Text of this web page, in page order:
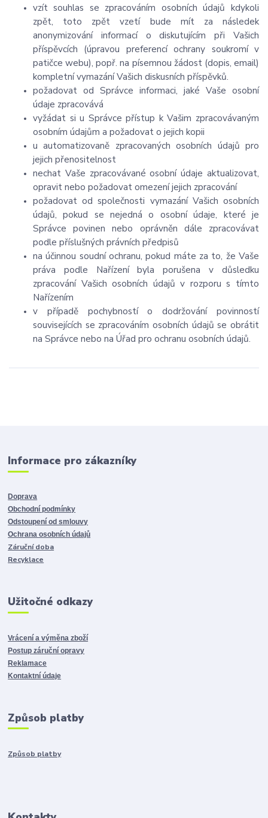
vzít souhlas se zpracováním osobních údajů kdykoli
zpět, toto zpět vzetí bude mít za následek
anonymizování informací o diskutujícím při Vašich
příspěvcích (úpravou preferencí ochrany soukromí v
patičce webu), popř. na písemnou žádost (dopis, email)
kompletní vymazání Vašich diskusních příspěvků.
požadovat od Správce informaci, jaké Vaše osobní
údaje zpracovává
vyžádat si u Správce přístup k Vašim zpracovávaným
osobním údajům a požadovat o jejich kopii
u automatizovaně zpracovaných osobních údajů pro
jejich přenositelnost
nechat Vaše zpracovávané osobní údaje aktualizovat,
opravit nebo požadovat omezení jejich zpracování
požadovat od společnosti vymazání Vašich osobních
údajů, pokud se nejedná o osobní údaje, které je
Správce povinen nebo oprávněn dále zpracovávat
podle příslušných právních předpisů
na účinnou soudní ochranu, pokud máte za to, že Vaše
práva podle Nařízení byla porušena v důsledku
zpracování Vašich osobních údajů v rozporu s tímto
Nařízením
v případě pochybností o dodržování povinností
souvisejících se zpracováním osobních údajů se obrátit
na Správce nebo na Úřad pro ochranu osobních údajů.
Informace pro zákazníky
Doprava
Obchodní podmínky
Odstoupení od smlouvy
Ochrana osobních údajů
Záruční doba
Recyklace
Užitočné odkazy
Vrácení a výměna zboží
Postup záruční opravy
Reklamace
Kontaktní údaje
Způsob platby
Způsob platby